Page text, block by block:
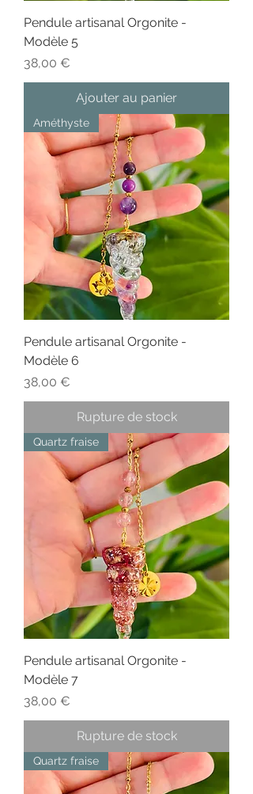
Pendule artisanal Orgonite -
Modèle 5
Prix
38,00 €
Ajouter au panier
Améthyste
Pendule artisanal Orgonite -
Modèle 6
Prix
38,00 €
Rupture de stock
Quartz fraise
Pendule artisanal Orgonite -
Modèle 7
Prix
38,00 €
Rupture de stock
Quartz fraise